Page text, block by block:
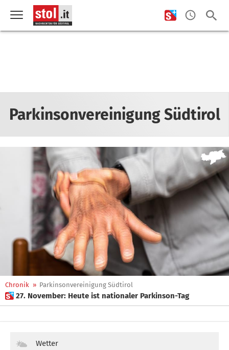
Parkinsonvereinigung Südtirol
Chronik » Parkinsonvereinigung Südtirol
 27. November: Heute ist nationaler Parkinson-Tag
Wetter